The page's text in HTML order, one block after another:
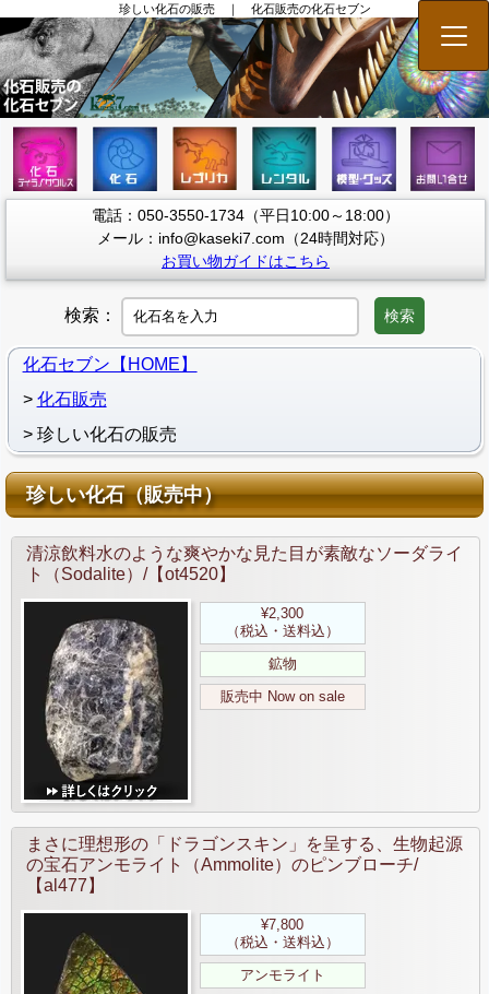
珍しい化石の販売 ｜ 化石販売の化石セブン
メ
電話：050-3550-1734（平日10:00～18:00）
メール：info@kaseki7.com（24時間対応）
お買い物ガイドはこちら
検索： 検索
化石セブン【HOME】
化石販売
珍しい化石の販売
珍しい化石（販売中）
清涼飲料水のような爽やかな見た目が素敵なソーダライ
ト（Sodalite）/【ot4520】
¥2,300
（税込・送料込）
鉱物
販売中 Now on sale
まさに理想形の「ドラゴンスキン」を呈する、生物起源
の宝石アンモライト（Ammolite）のピンブローチ/
【al477】
¥7,800
（税込・送料込）
アンモライト